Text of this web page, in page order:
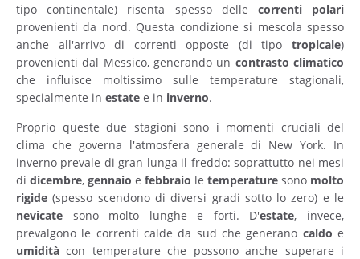
tipo continentale) risenta spesso delle correnti
polari
provenienti da nord. Questa condizione si mescola spesso
anche all'arrivo di correnti opposte (di tipo tropicale)
provenienti dal Messico, generando un contrasto climatico
che influisce moltissimo sulle temperature stagionali,
specialmente in estate e in inverno.
Proprio queste due stagioni sono i momenti cruciali del
clima che governa l'atmosfera generale di New York. In
inverno prevale di gran lunga il freddo: soprattutto nei mesi
di dicembre, gennaio e febbraio le temperature sono molto
rigide (spesso scendono di diversi gradi sotto lo zero) e le
nevicate sono molto lunghe e forti. D'estate, invece,
prevalgono le correnti calde da sud che generano caldo e
umidità con temperature che possono anche superare i